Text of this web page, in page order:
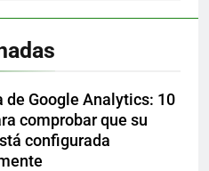
de Google Analytics: 10
comprobar que su
configurada